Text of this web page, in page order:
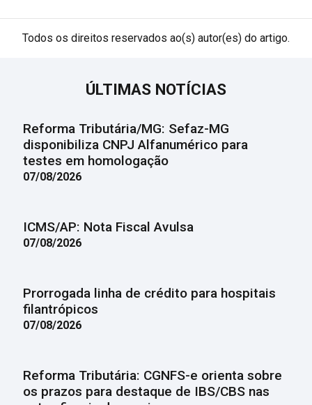
Todos os direitos reservados ao(s) autor(es) do artigo.
ÚLTIMAS NOTÍCIAS
Reforma Tributária/MG: Sefaz-MG
disponibiliza CNPJ Alfanumérico para
testes em homologação
07/08/2026
ICMS/AP: Nota Fiscal Avulsa
07/08/2026
Prorrogada linha de crédito para hospitais
filantrópicos
07/08/2026
Reforma Tributária: CGNFS-e orienta sobre
os prazos para destaque de IBS/CBS nas